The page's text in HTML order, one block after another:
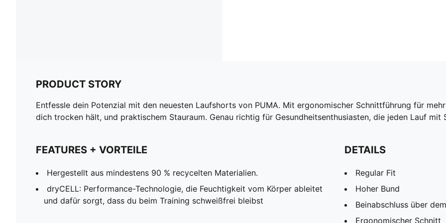
PRODUCT STORY
Entfessle dein Potenzial mit den neuesten Laufshorts von PUMA. Mit ergonomischer Schnittführung für
dich trocken hält, und praktischem Stauraum. Genau richtig für Gesundheitsenthusiasten, die jeden Lauf
FEATURES + VORTEILE
Hergestellt aus mindestens 90 % recycelten Materialien.
dryCELL: Performance-Technologie, die Feuchtigkeit vom Körper ableitet
und dafür sorgt, dass du beim Training schweißfrei bleibst
DETAILS
Regular Fit
Hoher Bund
Beinabschluss über
Ergonomischer Schnitt